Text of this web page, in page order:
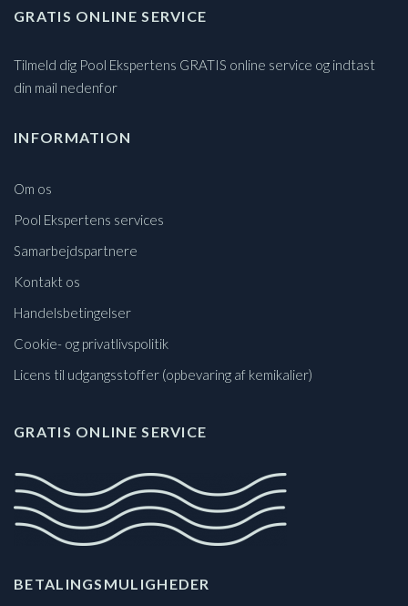
GRATIS ONLINE SERVICE
Tilmeld dig Pool Ekspertens GRATIS online service og indtast
din mail nedenfor
INFORMATION
Om os
Pool Ekspertens services
Samarbejdspartnere
Kontakt os
Handelsbetingelser
Cookie- og privatlivspolitik
Licens til udgangsstoffer (opbevaring af kemikalier)
GRATIS ONLINE SERVICE
BETALINGSMULIGHEDER